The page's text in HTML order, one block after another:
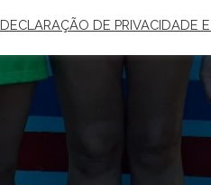
DECLARAÇÃO DE PRIVACIDADE